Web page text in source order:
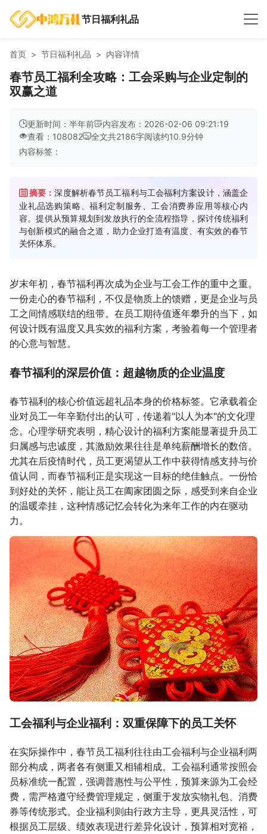
节日福利礼品
首页 节日福利礼品 内容详情
春节员工福利全攻略：工会采购与企业定制的
双赢之道
更新时间：半年前
内容发布：2026-02-06 09:21:19
查看：108082
全文共2186字阅读约10.9分钟
内容标签：
摘要：深度解析春节员工福利与工会福利方案设计，涵盖企
业礼品选购策略、福利定制服务、工会消费券应用等核心内
容。提供从预算规划到发放执行的全流程指导，探讨传统福利
与创新模式的融合之道，助力企业打造有温度、有实效的春节
关怀体系。
岁末年初，春节福利再次成为企业与工会工作的重中之重。
一份走心的春节福利，不仅是物质上的馈赠，更是企业与员
工之间情感联结的纽带。在员工期待值逐年攀升的当下，如
何设计既有温度又具实效的福利方案，考验着每一个管理者
的心意与智慧。
春节福利的深层价值：超越物质的企业温度
春节福利的核心价值远超礼品本身的价格标签。它承载着企
业对员工一年辛勤付出的认可，传递着"以人为本"的文化理
念。心理学研究表明，精心设计的福利方案能显著提升员工
归属感与忠诚度，其激励效果往往是单纯薪酬增长的数倍。
尤其在后疫情时代，员工更渴望从工作中获得情感支持与价
值认同，而春节福利正是实现这一目标的绝佳触点。一份恰
到好处的关怀，能让员工在阖家团圆之际，感受到来自企业
的温暖牵挂，这种情感记忆会转化为来年工作的内在驱动
力。
工会福利与企业福利：双重保障下的员工关怀
在实际操作中，春节员工福利往往由工会福利与企业福利两
部分构成，两者各有侧重又相辅相成。工会福利通常按照会
员标准统一配置，强调普惠性与公平性，预算来源为工会经
费，需严格遵守经费管理规定，侧重于发放实物礼包、消费
券等传统形式。企业福利则由行政方主导，更具灵活性，可
根据员工层级、绩效表现进行差异化设计，预算相对宽裕，